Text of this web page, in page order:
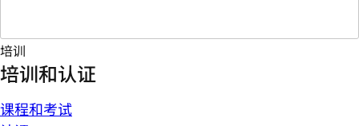
培训
培训和认证
课程和考试